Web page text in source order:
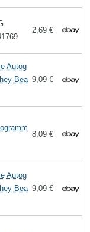
2,69 €
Autog
Bea 9,09 €
8,09 €
Autog
Bea 9,09 €